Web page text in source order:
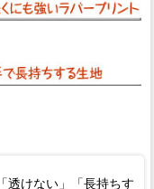
透けない」「長持ちす